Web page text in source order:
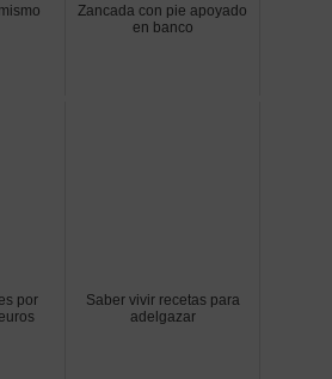
Zancada con pie apoyado
en banco
por
Saber vivir recetas para
adelgazar